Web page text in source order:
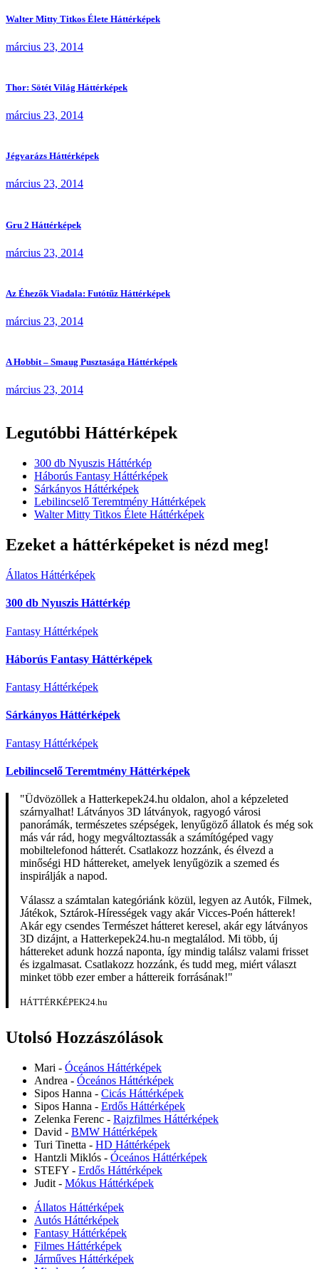
Walter Mitty Titkos Élete Háttérképek
március 23, 2014
Thor: Sötét Világ Háttérképek
március 23, 2014
Jégvarázs Háttérképek
március 23, 2014
Gru 2 Háttérképek
március 23, 2014
Az Éhezők Viadala: Futótűz Háttérképek
március 23, 2014
A Hobbit – Smaug Pusztasága Háttérképek
március 23, 2014
Legutóbbi Háttérképek
300 db Nyuszis Háttérkép
Háborús Fantasy Háttérképek
Sárkányos Háttérképek
Lebilincselő Teremtmény Háttérképek
Walter Mitty Titkos Élete Háttérképek
Ezeket a háttérképeket is nézd meg!
Állatos Háttérképek
300 db Nyuszis Háttérkép
Fantasy Háttérképek
Háborús Fantasy Háttérképek
Fantasy Háttérképek
Sárkányos Háttérképek
Fantasy Háttérképek
Lebilincselő Teremtmény Háttérképek
"Üdvözöllek a Hatterkepek24.hu oldalon, ahol a képzeleted
szárnyalhat! Látványos 3D látványok, ragyogó városi
panorámák, természetes szépségek, lenyűgöző állatok és még sok
más vár rád, hogy megváltoztassák a számítógéped vagy
mobiltelefonod hátterét. Csatlakozz hozzánk, és élvezd a
minőségi HD háttereket, amelyek lenyűgözik a szemed és
inspirálják a napod.
Válassz a számtalan kategóriánk közül, legyen az Autók, Filmek,
Játékok, Sztárok-Hírességek vagy akár Vicces-Poén hátterek!
Akár egy csendes Természet hátteret keresel, akár egy látványos
3D dizájnt, a Hatterkepek24.hu-n megtalálod. Mi több, új
háttereket adunk hozzá naponta, így mindig találsz valami frisset
és izgalmasat. Csatlakozz hozzánk, és tudd meg, miért választ
minket több ezer ember a háttereik forrásának!"
HÁTTÉRKÉPEK24.hu
Utolsó Hozzászólások
Mari - Óceános Háttérképek
Andrea - Óceános Háttérképek
Sipos Hanna - Cicás Háttérképek
Sipos Hanna - Erdős Háttérképek
Zelenka Ferenc - Rajzfilmes Háttérképek
David - BMW Háttérképek
Turi Tinetta - HD Háttérképek
Hantzli Miklós - Óceános Háttérképek
STEFY - Erdős Háttérképek
Judit - Mókus Háttérképek
Állatos Háttérképek
Autós Háttérképek
Fantasy Háttérképek
Filmes Háttérképek
Járműves Háttérképek